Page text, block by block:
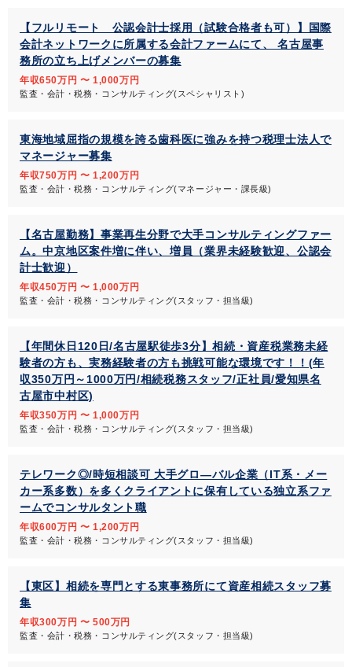
【フルリモート 公認会計士採用（試験合格者も可）】国際
会計ネットワークに所属する会計ファームにて、 名古屋事
務所の立ち上げメンバーの募集
年収650万円 〜 1,000万円
監査・会計・税務・コンサルティング(スペシャリスト)
東海地域屈指の規模を誇る歯科医に強みを持つ税理士法人で
マネージャー募集
年収750万円 〜 1,200万円
監査・会計・税務・コンサルティング(マネージャー・課長級)
【名古屋勤務】事業再生分野で大手コンサルティングファー
ム。中京地区案件増に伴い、増員（業界未経験歓迎、公認会
計士歓迎）
年収450万円 〜 1,000万円
監査・会計・税務・コンサルティング(スタッフ・担当級)
【年間休日120日/名古屋駅徒歩3分】相続・資産税業務未経
験者の方も、実務経験者の方も挑戦可能な環境です！！(年
収350万円～1000万円/相続税務スタッフ/正社員/愛知県名
古屋市中村区)
年収350万円 〜 1,000万円
監査・会計・税務・コンサルティング(スタッフ・担当級)
テレワーク◎/時短相談可 大手グロ―バル企業（IT系・メー
カー系多数）を多くクライアントに保有している独立系ファ
ームでコンサルタント職
年収600万円 〜 1,200万円
監査・会計・税務・コンサルティング(スタッフ・担当級)
【東区】相続を専門とする東事務所にて資産相続スタッフ募
集
年収300万円 〜 500万円
監査・会計・税務・コンサルティング(スタッフ・担当級)